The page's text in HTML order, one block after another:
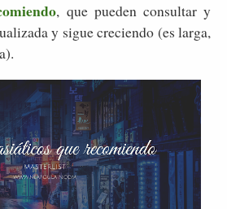
, que pueden consultar y
y sigue creciendo (es larga,